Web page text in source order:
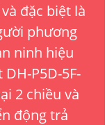
đặc biệt là
phương
ninh hiệu
P5D-5F-
2 chiều và
động trả